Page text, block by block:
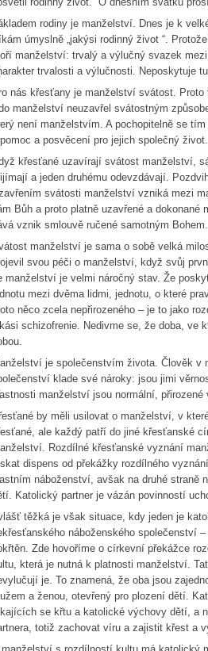
rodiny je manželství. Dnes je k
úmyslně „jakýsi rodinný život “.
manželství: trvalý a výlučný svazek
trvalosti a výlučnosti. Neposkytuje
nás křesťany je manželství svátost.
manželství neuzavřel svátostným
není manželstvím. A pochopitelně se
a posvěcení pro jejich společný život.
křesťané uzavírají svátost manželství,
a jeden druhému odevzdávají.
svátosti manželství vzniká mezi
Bůh a proto platně uzavřené a
vznik smlouvě ručené samotným Bohem.
manželství je sama o sobě velká
svou péči o manželství, když svůj
manželství je velmi náročný stav. Že
mezi dvěma lidmi, jednotu, o které
něco zcela nepřirozeného – je to jako
schizofrenie. Nedivme se, že doba, ve
je společenstvím života. Člověk v
klade své nároky: jsou jimi
manželství jsou normální,
by měli usilovat o manželství, v
ale každý patří do jiné křesťanské
Rozdílné křesťanské vyznání
dispens od překážky rozdílného
náboženství, avšak na druhé straně
Katolický partner je vázán povinností
těžká je však situace, kdy jeden je
náboženského společenství
Zde hovoříme o církevní překážce
která je nutná k platnosti manželství.
je. To znamená, že oba jsou
a ženou, otevřený pro plození dětí.
se křtu a katolické výchovy dětí, a
totiž zachovat víru a zajistit křest a